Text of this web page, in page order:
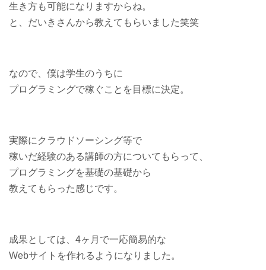
生き方も可能になりますからね。
と、だいきさんから教えてもらいました笑笑
なので、僕は学生のうちに
プログラミングで稼ぐことを目標に決定。
実際にクラウドソーシング等で
稼いだ経験のある講師の方についてもらって、
プログラミングを基礎の基礎から
教えてもらった感じです。
成果としては、4ヶ月で一応簡易的な
Webサイトを作れるようになりました。